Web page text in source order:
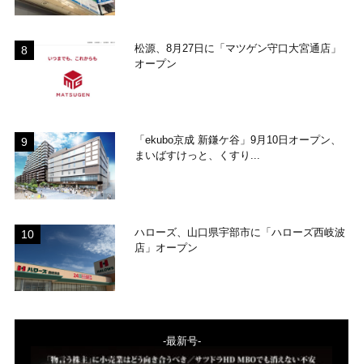
松源、8月27日に「マツゲン守口大宮通店」
オープン
「ekubo京成 新鎌ケ谷」9月10日オープン、
まいばすけっと、くすり...
ハローズ、山口県宇部市に「ハローズ西岐波
店」オープン
-最新号-